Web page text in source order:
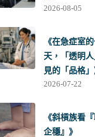
2026-08-05
《在急症室
天，「透明
見的「品格」
2026-07-22
《斜槓族看
企穩』》